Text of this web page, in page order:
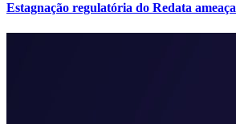
Estagnação regulatória do Redata